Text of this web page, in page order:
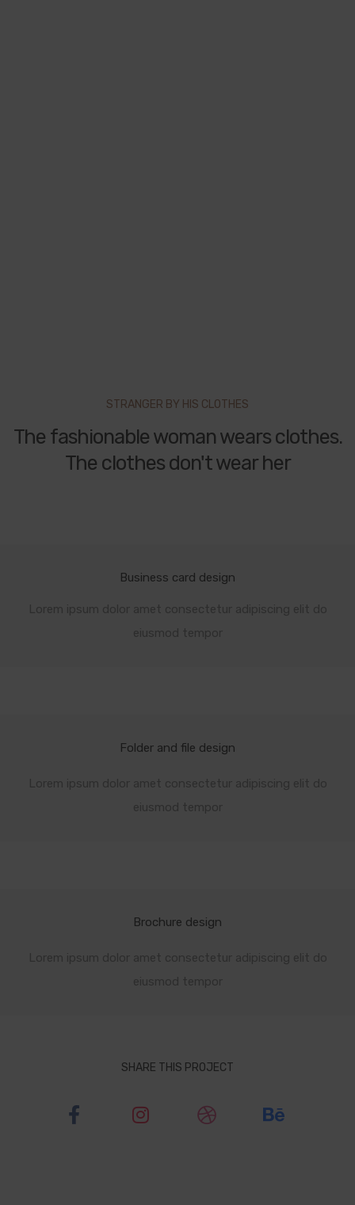
STRANGER BY HIS CLOTHES
The fashionable woman wears clothes.
The clothes don't wear her
Business card design
Folder and file design
Brochure design
SHARE THIS PROJECT